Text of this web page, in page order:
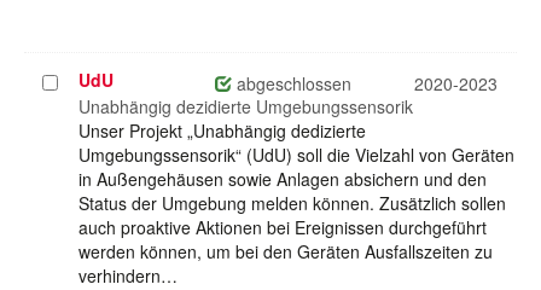
Projekt
auswählen
UdU abgeschlossen
2020-2023
Unabhängig dezidierte Umgebungssensorik
Unser Projekt „Unabhängig dedizierte
Umgebungssensorik“ (UdU) soll die Vielzahl von Geräten
in Außengehäusen sowie Anlagen absichern und den
Status der Umgebung melden können. Zusätzlich sollen
auch proaktive Aktionen bei Ereignissen durchgeführt
werden können, um bei den Geräten Ausfallszeiten zu
verhindern…